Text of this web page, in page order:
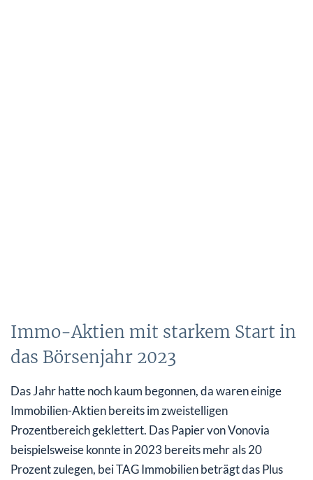
Immo-Aktien mit starkem Start in
das Börsenjahr 2023
Das Jahr hatte noch kaum begonnen, da waren einige
Immobilien-Aktien bereits im zweistelligen
Prozentbereich geklettert. Das Papier von Vonovia
beispielsweise konnte in 2023 bereits mehr als 20
Prozent zulegen, bei TAG Immobilien beträgt das Plus